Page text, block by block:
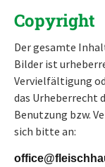
Copyright
Der gesamte
Bilder ist
Vervielfältigung
das Urheberrecht
Benutzung bzw.
sich bitte an: